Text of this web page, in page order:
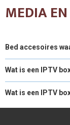
MEDIA
Bed accesoires
Wat is een IPTV
Wat is een IPTV